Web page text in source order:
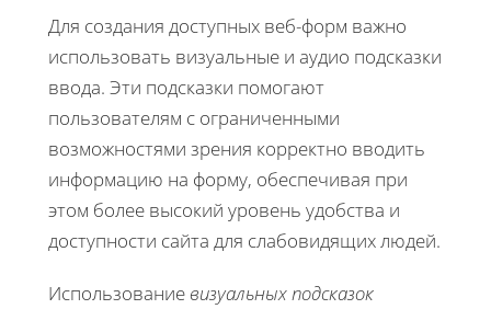
Для создания доступных веб-форм важно
использовать визуальные и аудио подсказки
ввода. Эти подсказки помогают
пользователям с ограниченными
возможностями зрения корректно вводить
информацию на форму, обеспечивая при
этом более высокий уровень удобства и
доступности сайта для слабовидящих людей.
Использование визуальных подсказок